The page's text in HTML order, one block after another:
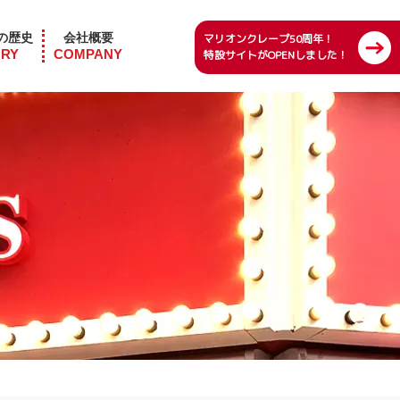
マリオンクレープ50周年！
特設サイトがOPENしました！
歴史 会社概要
COMPANY